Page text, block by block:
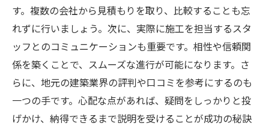
す。複数の会社から見積もりを取り、比較することも忘
れずに行いましょう。次に、実際に施工を担当するスタ
ッフとのコミュニケーションも重要です。相性や信頼関
係を築くことで、スムーズな進行が可能になります。さ
らに、地元の建築業界の評判や口コミを参考にするのも
一つの手です。心配な点があれば、疑問をしっかりと投
げかけ、納得できるまで説明を受けることが成功の秘訣